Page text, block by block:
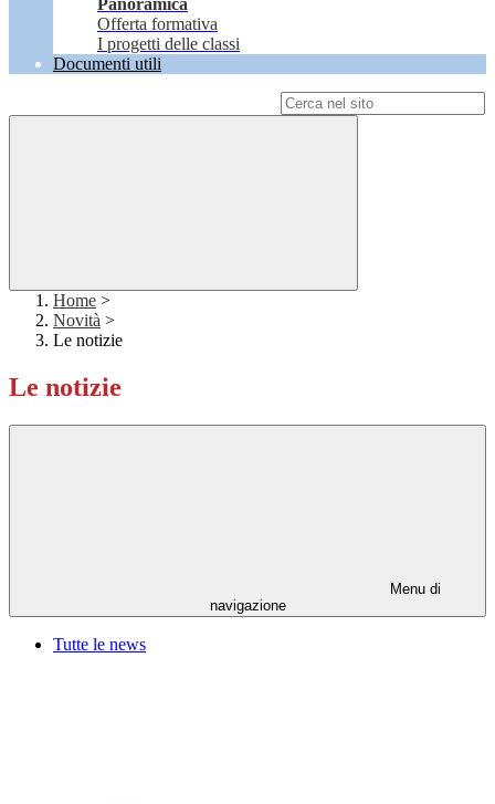
Panoramica
Offerta formativa
I progetti delle classi
Documenti utili
Home >
Novità >
Le notizie
Le notizie
Menu di
navigazione
Tutte le news